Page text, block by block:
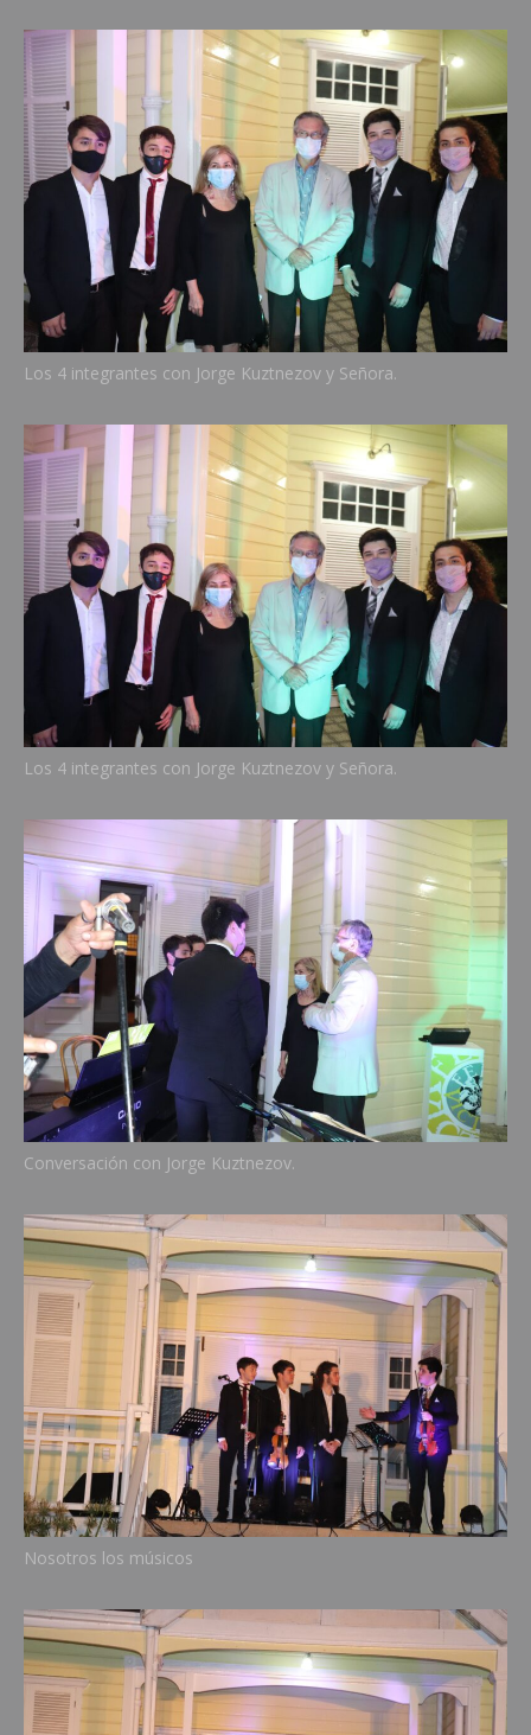
Los 4 integrantes con Jorge Kuztnezov y Señora.
Los 4 integrantes con Jorge Kuztnezov y Señora.
Conversación con Jorge Kuztnezov.
Nosotros los músicos